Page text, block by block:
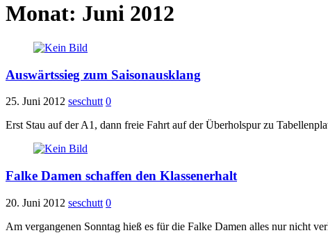
Monat: Juni 2012
Auswärtssieg zum Saisonausklang
25. Juni 2012 seschutt 0
Erst Stau auf der A1, dann freie Fahrt auf der Überholspur zu
Falke Damen schaffen den Klassenerhalt
20. Juni 2012 seschutt 0
Am vergangenen Sonntag hieß es für die Falke Damen alles nur nicht